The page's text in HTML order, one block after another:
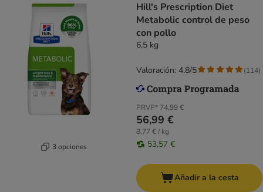
3 opciones
Hill's Prescription Diet
Metabolic control de peso
con pollo
6,5 kg
PRVP* 74,99 €
56,99 €
8,77 € / kg
53,57 €
Valoración: 4.8/5 (114)
Añadir a la cesta